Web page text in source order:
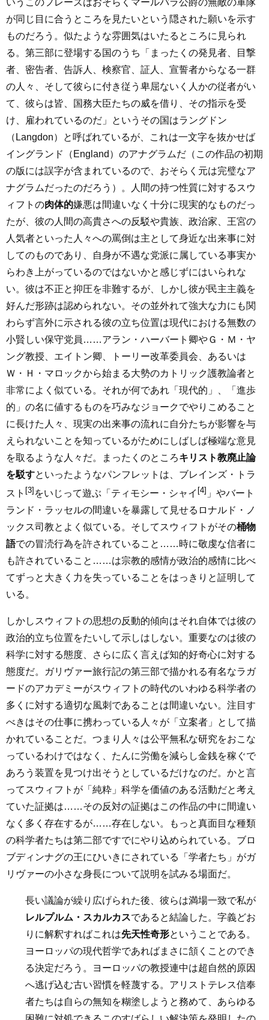
が同じ目に合うところを見たいという隠された願いを示す
ものだろう。似たような雰囲気はいたるところに見られ
る。第三部に登場する国のうち「まったくの発見者、目撃
者、密告者、告訴人、検察官、証人、宣誓者からなる一群
の人々、そして彼らに付き従う卑屈ないく人かの従者がい
て、彼らは皆、国務大臣たちの威を借り、その指示を受
け、雇われているのだ」というその国はラングドン
（Langdon）と呼ばれているが、これは一文字を抜かせば
イングランド（England）のアナグラムだ（この作品の初期
の版には誤字が含まれているので、おそらく元は完璧なア
ナグラムだったのだろう）。人間の持つ性質に対するスウ
ィフトの肉体的嫌悪は間違いなく十分に現実的なものだっ
たが、彼の人間の高貴さへの反駁や貴族、政治家、王宮の
人気者といった人々への罵倒は主として身近な出来事に対
してのものであり、自身が不遇な党派に属している事実か
らわき上がっているのではないかと感じずにはいられな
い。彼は不正と抑圧を非難するが、しかし彼が民主主義を
好んだ形跡は認められない。その並外れて強大な力にも関
わらず言外に示される彼の立ち位置は現代における無数の
小賢しい保守党員……アラン・ハーバート卿やＧ・Ｍ・ヤ
ング教授、エイトン卿、トーリー改革委員会、あるいは
Ｗ・Ｈ・マロックから始まる大勢のカトリック護教論者と
非常によく似ている。それが何であれ「現代的」、「進歩
的」の名に値するものを巧みなジョークでやりこめること
に長けた人々、現実の出来事の流れに自分たちが影響を与
えられないことを知っているがためにしばしば極端な意見
を取るような人々だ。まったくのところキリスト教廃止論
を駁すといったようなパンフレットは、ブレインズ・トラ
スト [3] をいじって遊ぶ「ティモシー・シャイ [4] 」やバート
ランド・ラッセルの間違いを暴露して見せるロナルド・ノ
ックス司教とよく似ている。そしてスウィフトがその桶物
語での冒涜行為を許されていること……時に敬虔な信者に
も許されていること……は宗教的感情が政治的感情に比べ
てずっと大きく力を失っていることをはっきりと証明して
いる。
しかしスウィフトの思想の反動的傾向はそれ自体では彼の
政治的立ち位置をたいして示しはしない。重要なのは彼の
科学に対する態度、さらに広く言えば知的好奇心に対する
態度だ。ガリヴァー旅行記の第三部で描かれる有名なラガ
ードのアカデミーがスウィフトの時代のいわゆる科学者の
多くに対する適切な風刺であることは間違いない。注目す
べきはその仕事に携わっている人々が「立案者」として描
かれていることだ。つまり人々は公平無私な研究をおこな
っているわけではなく、たんに労働を減らし金銭を稼ぐで
あろう装置を見つけ出そうとしているだけなのだ。かと言
ってスウィフトが「純粋」科学を価値のある活動だと考え
ていた証拠は……その反対の証拠はこの作品の中に間違い
なく多く存在するが……存在しない。もっと真面目な種類
の科学者たちは第二部ですでにやり込められている。ブロ
ブディンナグの王にひいきにされている「学者たち」がガ
リヴァーの小さな身長について説明を試みる場面だ。
長い議論が繰り広げられた後、彼らは満場一致で私が
レルプルム・スカルカスであると結論した。字義どお
りに解釈すればこれは先天性奇形ということである。
ヨーロッパの現代哲学であればまさに頷くことのでき
る決定だろう。ヨーロッパの教授連中は超自然的原因
へ逃げ込む古い習慣を軽蔑する。アリストテレス信奉
者たちは自らの無知を糊塗しようと務めて、あらゆる